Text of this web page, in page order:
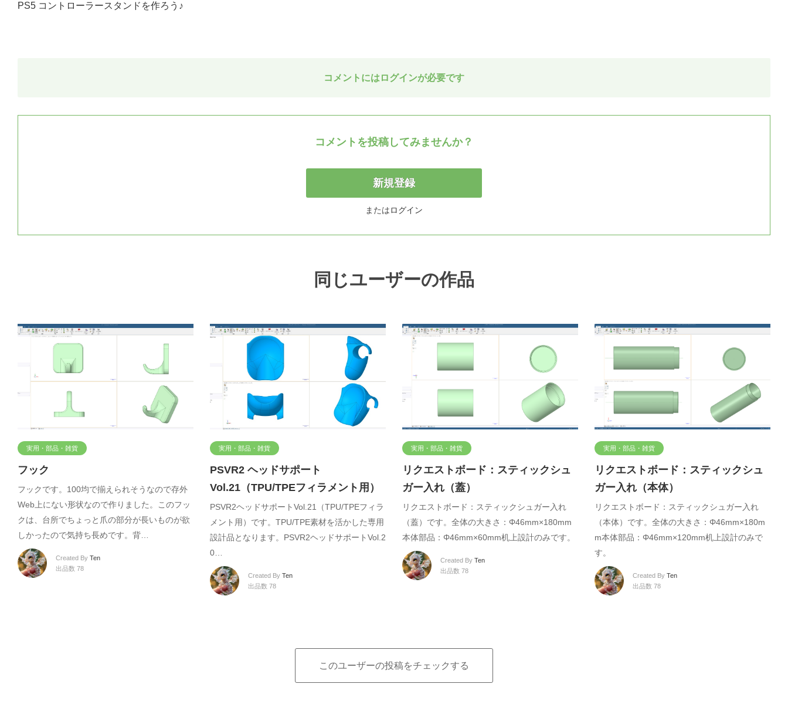
PS5 コントローラースタンドを作ろう♪
コメントにはログインが必要です
コメントを投稿してみませんか？
新規登録
またはログイン
同じユーザーの作品
実用・部品・雑貨
フック
フックです。100均で揃えられそうなので存外
Web上にない形状なので作りました。このフッ
クは、台所でちょっと爪の部分が長いものが欲
しかったので気持ち長めです。背…
Created By Ten
出品数 78
実用・部品・雑貨
PSVR2 ヘッドサポート
Vol.21（TPU/TPEフィラメント用）
PSVR2ヘッドサポートVol.21（TPU/TPEフィラ
メント用）です。TPU/TPE素材を活かした専用
設計品となります。PSVR2ヘッドサポートVol.2
0…
Created By Ten
出品数 78
実用・部品・雑貨
リクエストボード：スティックシュ
ガー入れ（蓋）
リクエストボード：スティックシュガー入れ
（蓋）です。全体の大きさ：Φ46mm×180mm
本体部品：Φ46mm×60mm机上設計のみです。
Created By Ten
出品数 78
実用・部品・雑貨
リクエストボード：スティックシュ
ガー入れ（本体）
リクエストボード：スティックシュガー入れ
（本体）です。全体の大きさ：Φ46mm×180m
m本体部品：Φ46mm×120mm机上設計のみで
す。
Created By Ten
出品数 78
このユーザーの投稿をチェックする